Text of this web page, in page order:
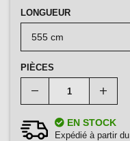
LONGUEUR
PIÈCES
EN STOCK
Expédié à partir du